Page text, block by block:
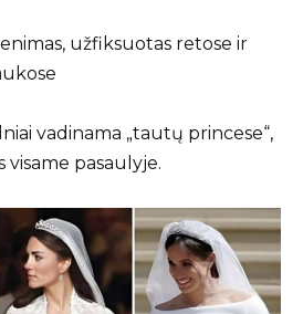
užfiksuotas retose ir
vadinama „tautų princese“,
visame pasaulyje.